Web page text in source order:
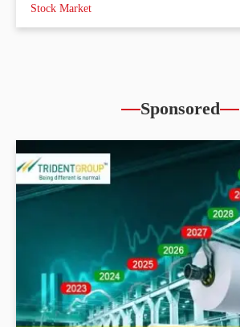
Stock Market
Sponsored